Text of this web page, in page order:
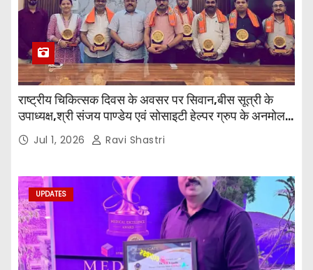
राष्ट्रीय चिकित्सक दिवस के अवसर पर सिवान,बीस सूत्री के
उपाध्यक्ष,श्री संजय पाण्डेय एवं सोसाइटी हेल्पर ग्रुप के अनमोल
जी तथा इनर व्हील क्लब की अध्यक्षा श्रीमती आरती अलोक वर्मा
एवं उनकी टीम द्वारा महाविद्यालय के प्राचार्य डॉ. सुधांशु शेखर
Jul 1, 2026 Ravi Shastri
UPDATES